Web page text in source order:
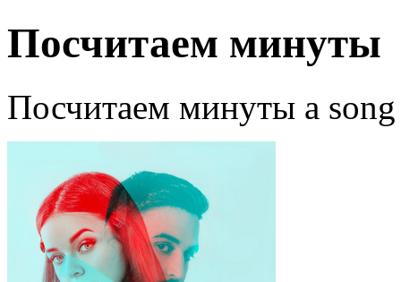
Посчитаем минуты
Посчитаем минуты a